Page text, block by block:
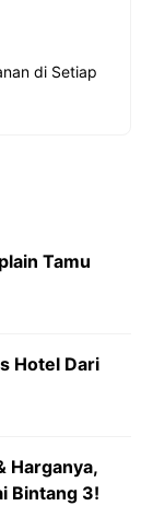
di Setiap
Tamu
Hotel Dari
Harganya,
Bintang 3!